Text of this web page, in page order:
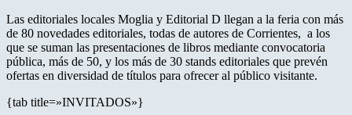
Las editoriales locales Moglia y Editorial D llegan a la feria con más
de 80 novedades editoriales, todas de autores de Corrientes, a los
que se suman las presentaciones de libros mediante convocatoria
pública, más de 50, y los más de 30 stands editoriales que prevén
ofertas en diversidad de títulos para ofrecer al público visitante.
{tab title=»INVITADOS»}